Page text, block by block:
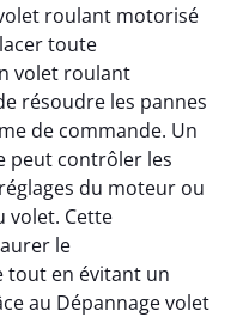
roulant motorisé
toute
volet roulant
résoudre les pannes
de commande. Un
peut contrôler les
du moteur ou
volet. Cette
le
tout en évitant un
au Dépannage volet